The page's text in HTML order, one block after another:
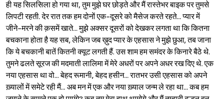
ही यह सिलसिला हो गया था, तुम मुझे घर छोड़ते और मैं रास्तेभर बाइक पर तुमसे
लिपटी रहती. देर रात तक हम दोनों एक-दूसरे को मैसेज करते रहते... प्यार में
जीने-मरने की क़समें खाते... मुझे अक्सर दूसरों को देखकर लगता था कि कितना
बचकाना होता है यह सब, लेकिन जब ख़ुद प्यार के एहसास ने मुझे छुआ, तब जाना
कि ये बचकानी बातें कितनी क्यूट लगती हैं. उस शाम हम समंदर के किनारे बैठे थे.
तुमने ढलते सूरज की मदमाती लालिमा में मेरे अधरों पर अपने अधर रख दिए थे. एक
नया एहसास था वो... बेहद रूमानी, बेहद हसीन... रातभर उसी एहसास को अपने
ख़्यालों में समेटे रही मैं... अब मन में एक और नया ख़्याल जन्म ले रहा था... कब हम